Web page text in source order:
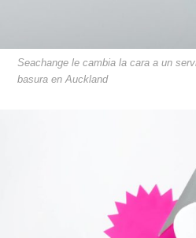
Seachange le cambia la cara a un
basura en Auckland